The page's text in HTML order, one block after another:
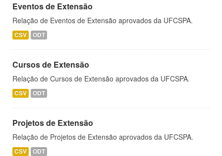
Eventos de Extensão
Relação de Eventos de Extensão aprovados da UFCSPA.
CSV ODT
Cursos de Extensão
Relação de Cursos de Extensão aprovados da UFCSPA.
CSV ODT
Projetos de Extensão
Relação de Projetos de Extensão aprovados da UFCSPA.
CSV ODT